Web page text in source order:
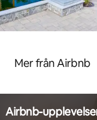
Mer från Airbnb
Airbnb-